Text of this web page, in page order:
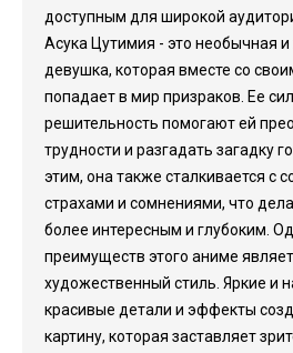
доступным для широкой
Асука Цутимия - это необычная
девушка, которая вместе со
попадает в мир призраков. Ее
решительность помогают ей
трудности и разгадать загадку
этим, она также сталкивается с
страхами и сомнениями, что
более интересным и глубоким.
преимуществ этого аниме
художественный стиль. Яркие и
красивые детали и эффекты
картину, которая заставляет